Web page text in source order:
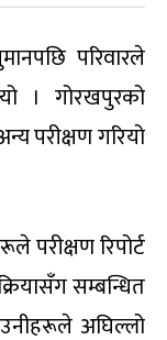
परिवारले
। गोरखपुरको
परीक्षण गरियो
परीक्षण रिपोर्ट
सम्बन्धित
अघिल्लो